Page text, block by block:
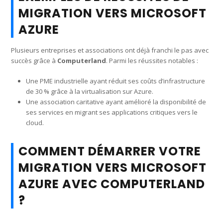
MIGRATION VERS MICROSOFT
AZURE
Plusieurs entreprises et associations ont déjà franchi le pas avec
succès grâce à Computerland. Parmi les réussites notables :
Une PME industrielle ayant réduit ses coûts d’infrastructure
de 30 % grâce à la virtualisation sur Azure.
Une association caritative ayant amélioré la disponibilité de
ses services en migrant ses applications critiques vers le
cloud.
COMMENT DÉMARRER VOTRE
MIGRATION VERS MICROSOFT
AZURE AVEC COMPUTERLAND
?